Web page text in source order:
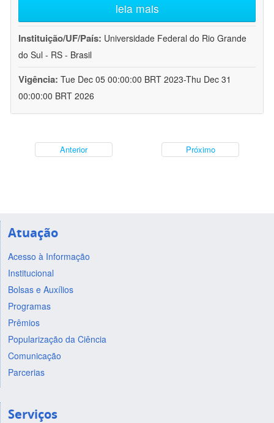
leia mais
Instituição/UF/País: Universidade Federal do Rio Grande
do Sul - RS - Brasil
Vigência: Tue Dec 05 00:00:00 BRT 2023-Thu Dec 31
00:00:00 BRT 2026
Anterior Próximo
Atuação
Acesso à Informação
Institucional
Bolsas e Auxílios
Programas
Prêmios
Popularização da Ciência
Comunicação
Parcerias
Serviços